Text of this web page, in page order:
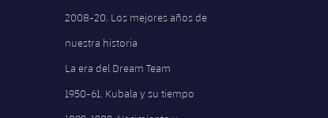
2008-20. Los mejores años de
nuestra historia
La era del Dream Team
1950-61. Kubala y su tiempo